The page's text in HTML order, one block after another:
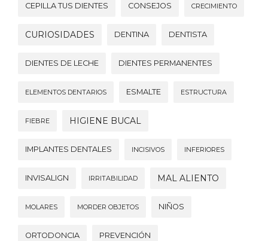
CEPILLA TUS DIENTES CONSEJOS CRECIMIENTO
CURIOSIDADES DENTINA DENTISTA
DIENTES DE LECHE DIENTES PERMANENTES
ELEMENTOS DENTARIOS ESMALTE ESTRUCTURA
FIEBRE HIGIENE BUCAL
IMPLANTES DENTALES INCISIVOS INFERIORES
INVISALIGN IRRITABILIDAD MAL ALIENTO
MOLARES MORDER OBJETOS NIÑOS
ORTODONCIA PREVENCIÓN